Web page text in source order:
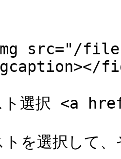
src="/
ト選択 <a
を選択して、